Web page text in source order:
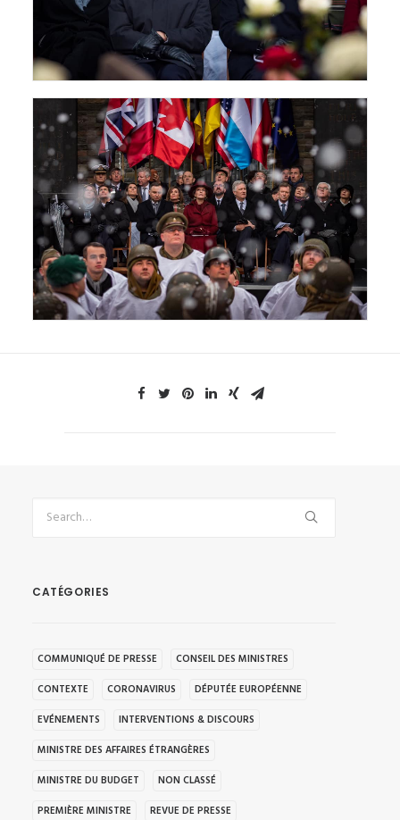
CATÉGORIES
COMMUNIQUÉ DE PRESSE
CONSEIL DES MINISTRES
CONTEXTE
CORONAVIRUS
DÉPUTÉE EUROPÉENNE
EVÉNEMENTS
INTERVENTIONS & DISCOURS
MINISTRE DES AFFAIRES ÉTRANGÈRES
MINISTRE DU BUDGET
NON CLASSÉ
PREMIÈRE MINISTRE
REVUE DE PRESSE